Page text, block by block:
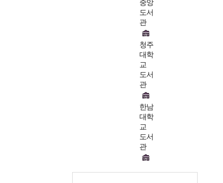
중앙
도서
관
청주
대학
교
도서
관
한남
대학
교
도서
관